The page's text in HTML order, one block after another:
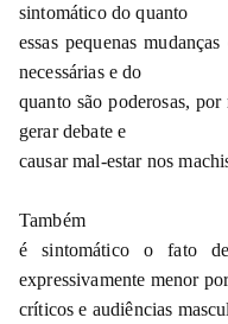
sintomático do quanto
essas pequenas
necessárias e do
quanto são poderosas,
gerar debate e
causar mal-estar nos
Também
é sintomático o fato
expressivamente menor
críticos e audiências